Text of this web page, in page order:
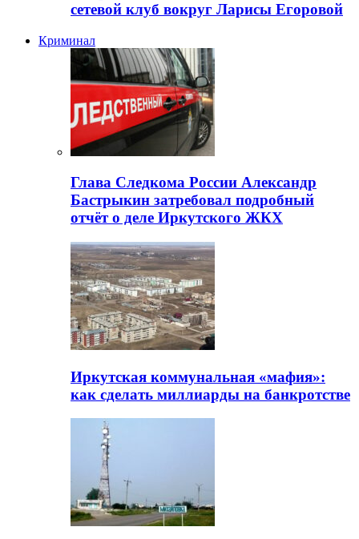
сетевой клуб вокруг Ларисы Егоровой
Криминал
Глава Следкома России Александр
Бастрыкин затребовал подробный
отчёт о деле Иркутского ЖКХ
Иркутская коммунальная «мафия»:
как сделать миллиарды на банкротстве